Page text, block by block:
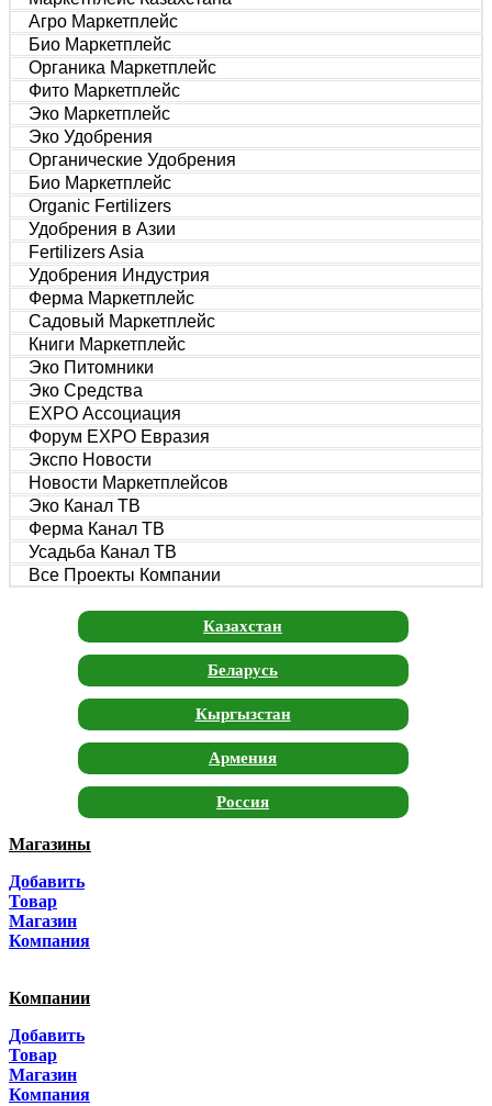
Агро Маркетплейс
Био Маркетплейс
Органика Маркетплейс
Фито Маркетплейс
Эко Маркетплейс
Эко Удобрения
Органические Удобрения
Био Маркетплейс
Organic Fertilizers
Удобрения в Азии
Fertilizers Asia
Удобрения Индустрия
Ферма Маркетплейс
Садовый Маркетплейс
Книги Маркетплейс
Эко Питомники
Эко Средства
EXPO Ассоциация
Форум EXPO Евразия
Экспо Новости
Новости Маркетплейсов
Эко Канал ТВ
Ферма Канал ТВ
Усадьба Канал ТВ
Все Проекты Компании
Казахстан
Беларусь
Кыргызстан
Армения
Россия
Магазины
Добавить
Товар
Магазин
Компания
Компании
Добавить
Товар
Магазин
Компания